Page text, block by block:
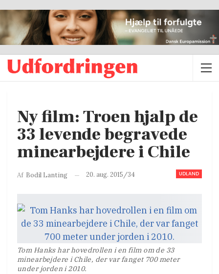
Ny film: Troen hjalp de
33 levende begravede
minearbejdere i Chile
UDLAND
Af Bodil Lanting 20. aug. 2015/34
Tom Hanks har hovedrollen i en film om de 33
minearbejdere i Chile, der var fanget 700 meter
under jorden i 2010.